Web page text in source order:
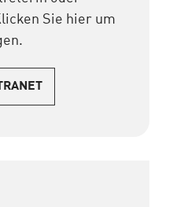
Sie hier um